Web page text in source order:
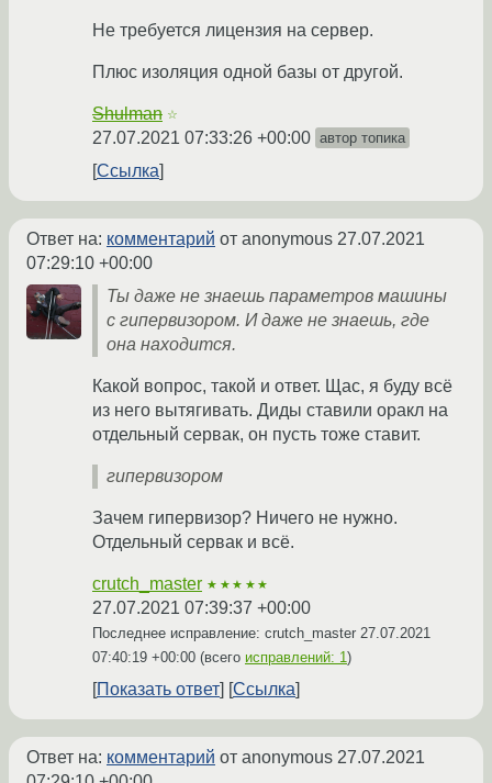
Не требуется лицензия на сервер.
Плюс изоляция одной базы от другой.
Shulman ☆
27.07.2021 07:33:26 +00:00 автор топика
Ссылка
Ответ на: комментарий от anonymous 27.07.2021
07:29:10 +00:00
Ты даже не знаешь параметров машины
с гипервизором. И даже не знаешь, где
она находится.
Какой вопрос, такой и ответ. Щас, я буду всё
из него вытягивать. Диды ставили оракл на
отдельный сервак, он пусть тоже ставит.
гипервизором
Зачем гипервизор? Ничего не нужно.
Отдельный сервак и всё.
crutch_master ★★★★★
27.07.2021 07:39:37 +00:00
Последнее исправление: crutch_master 27.07.2021
07:40:19 +00:00 (всего исправлений: 1)
Показать ответ Ссылка
Ответ на: комментарий от anonymous 27.07.2021